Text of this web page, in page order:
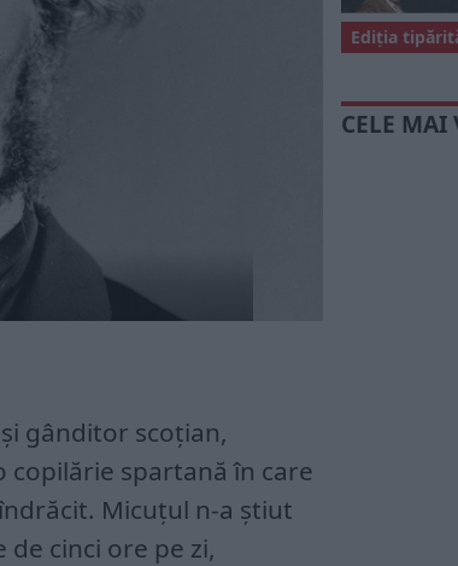
gânditor scoțian,
copilărie spartană în care
Micuțul n-a știut
cinci ore pe zi,
Ediția
CELE MAI